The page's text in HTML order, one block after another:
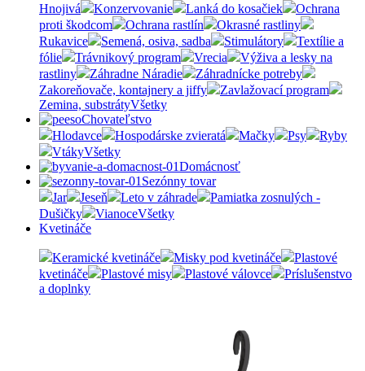
Hnojivá
Konzervovanie Lanká do kosačiek
Ochrana
proti škodcom
Ochrana rastlín
Okrasné rastliny
Rukavice
Semená, osiva, sadba Stimulátory
Textílie a
fólie
Trávnikový program Vrecia
Výživa a lesky na
rastliny
Záhradne Náradie
Záhradnícke potreby
Zakoreňovače, kontajnery a jiffy
Zavlažovací program
Zemina, substrátyVšetky
Chovateľstvo
Hlodavce
Hospodárske zvieratá Mačky Psy
Ryby
VtákyVšetky
Domácnosť
Sezónny tovar
Jar
Jeseň Leto v záhrade
Pamiatka zosnulých -
Dušičky
VianoceVšetky
Kvetináče
Keramické kvetináče Misky pod kvetináče
Plastové
kvetináče
Plastové misy Plastové válovce
Príslušenstvo
a doplnky